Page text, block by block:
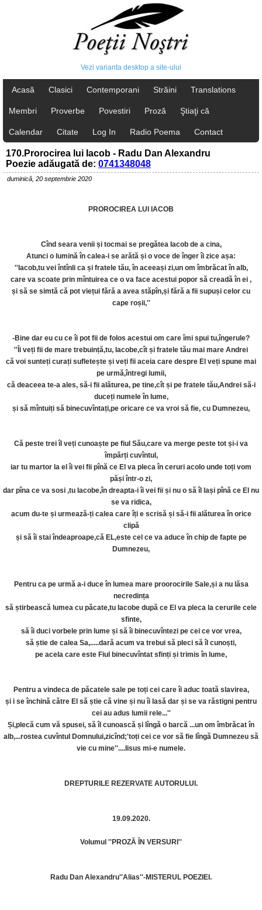
Vezi varianta desktop a site-ului
Acasă Clasici Contemporani Străini Translations
Membri Proverbe Povestiri Proză Ştiaţi că
Calendar Citate Log In Radio Poema Contact
170.Prorocirea lui Iacob - Radu Dan Alexandru
Poezie adăugată de: 0741348048
duminică, 20 septembrie 2020
PROROCIREA LUI IACOB
Cînd seara venii și tocmai se pregătea Iacob de a cina,
Atunci o lumină în calea-i se arătă și o voce de înger îi zice așa:
''Iacob,tu vei întînli ca și fratele tău, în aceeași zi,un om îmbrăcat în alb,
care va scoate prin mîntuirea ce o va face acestui popor să creadă în ei ,
și să se simtă că pot viețui fără a avea stăpîn,și fără a fii supuși celor cu
cape roșii,''
-Bine dar eu cu ce îi pot fii de folos acestui om care îmi spui tu,îngerule?
''Îi veți fii de mare trebuință,tu, Iacobe,cît și fratele tău mai mare Andrei
că voi sunteți curați sufletește și veți fii aceia care despre El veți spune mai
pe urmă,întregi lumii,
că deaceea te-a ales, să-i fii alăturea, pe tine,cît și pe fratele tău,Andrei să-i
duceți numele în lume,
și să mîntuiți să binecuvîntați,pe oricare ce va vroi să fie, cu Dumnezeu,
Că peste trei îl veți cunoaște pe fiul Său,care va merge peste tot și-i va
împărți cuvîntul,
iar tu martor la el îi vei fii pînă ce El va pleca în ceruri acolo unde toți vom
păși într-o zi,
dar pîna ce va sosi ,tu Iacobe,în dreapta-i îi vei fii și nu o să îl lași pînă ce El nu
se va ridica,
acum du-te și urmează-ți calea care îți e scrisă și să-i fii alăturea în orice
clipă
și să îi stai îndeaproape,că EL,este cel ce va aduce în chip de fapte pe
Dumnezeu,
Pentru ca pe urmă a-i duce în lumea mare proorocirile Sale,și a nu lăsa
necredința
să știrbească lumea cu păcate,tu Iacobe după ce El va pleca la cerurile cele
sfinte,
să îi duci vorbele prin lume și să îi binecuvîntezi pe cei ce vor vrea,
să știe de calea Sa,.....dară acum va trebui să pleci să îl cunoști,
pe acela care este Fiul binecuvîntat sfinți și trimis în lume,
Pentru a vindeca de păcatele sale pe toți cei care îi aduc toată slavirea,
și i se închină către El să știe că vine și nu îi lasă dar și se va răstigni pentru
cei au adus lumii rele...''
Și,plecă cum vă spusei, să îl cunoască și lîngă o barcă ...un om îmbrăcat în
alb,...rostea cuvîntul Domnului,zicînd;'toți cei ce vor să fie lîngă Dumnezeu să
vie cu mine''....Iisus mi-e numele.
DREPTURILE REZERVATE AUTORULUI.
19.09.2020.
Volumul ''PROZĂ ÎN VERSURI''
Radu Dan Alexandru''Alias''-MISTERUL POEZIEI.